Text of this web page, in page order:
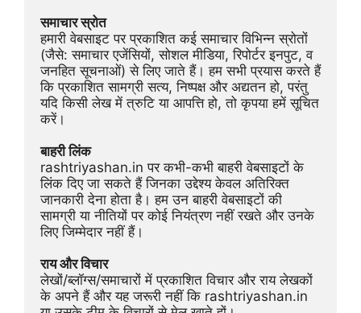
समाचार स्रोत
हमारी वेबसाइट पर प्रकाशित कई समाचार विभिन्न स्रोतों
(जैसे: समाचार एजेंसियों, सोशल मीडिया, रिपोर्टर इनपुट, व
जनहित सूचनाओं) से लिए जाते हैं। हम सभी प्रयास करते हैं
कि प्रकाशित सामग्री सत्य, निष्पक्ष और अद्यतन हो, परंतु
यदि किसी लेख में त्रुटि या आपत्ति हो, तो कृपया हमें सूचित
करें।
बाहरी लिंक
rashtriyashan.in पर कभी-कभी बाहरी वेबसाइटों के
लिंक दिए जा सकते हैं जिनका उद्देश्य केवल अतिरिक्त
जानकारी देना होता है। हम उन बाहरी वेबसाइटों की
सामग्री या नीतियों पर कोई नियंत्रण नहीं रखते और उनके
लिए जिम्मेदार नहीं हैं।
राय और विचार
लेखों/ब्लॉग्स/समाचारों में प्रकाशित विचार और राय लेखकों
के अपने हैं और यह जरूरी नहीं कि rashtriyashan.in